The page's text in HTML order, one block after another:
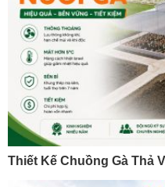
Thiết Kế Chuồng Gà Thả